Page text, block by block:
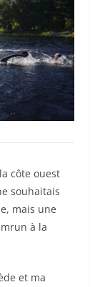
côte ouest
souhaitais
mais une
à la
et ma